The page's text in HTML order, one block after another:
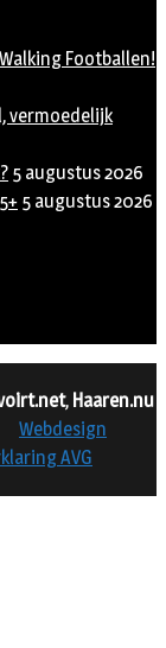
Footballen!
vermoedelijk
5 augustus 2026
5 augustus 2026
, Haaren.nu
Webdesign
AVG